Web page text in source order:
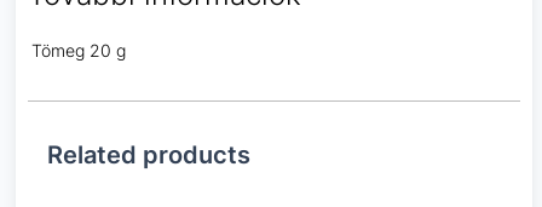
Tömeg 20 g
Related products